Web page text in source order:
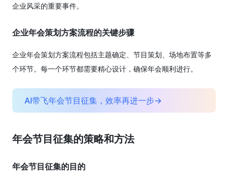
企业风采的重要事件。
企业年会策划方案流程的关键步骤
企业年会策划方案流程包括主题确定、节目策划、场地布置等多
个环节。每一个环节都需要精心设计，确保年会顺利进行。
AI带飞年会节目征集，效率再进一步→
年会节目征集的策略和方法
年会节目征集的目的